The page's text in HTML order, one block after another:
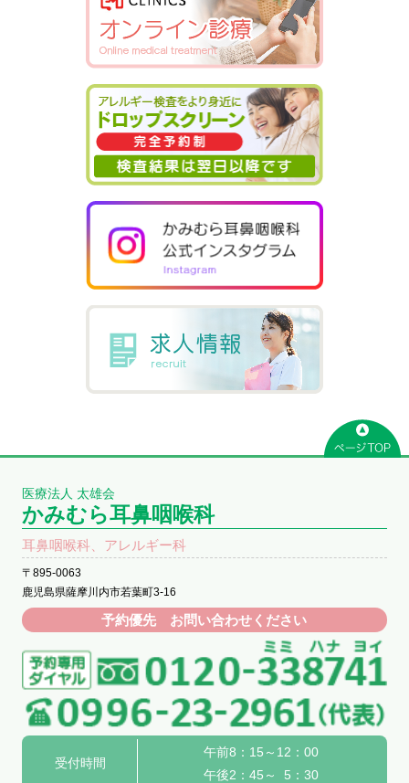
医療法人 太雄会
かみむら耳鼻咽喉科
耳鼻咽喉科、アレルギー科
〒895-0063
鹿児島県薩摩川内市若葉町3-16
予約優先 お問い合わせください
受付時間
午前8：15～12：00
午後2：45～ 5：30